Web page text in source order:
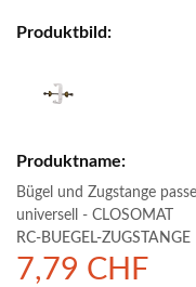
Bügel und Zugstange
universell - CLOSOMAT
RC-BUEGEL-ZUGSTANGE
7,79 CHF